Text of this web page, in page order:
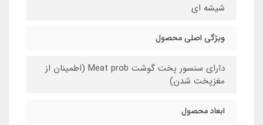
شیشه ای
ویژگی اصلی محصول
دارای سنسور پخت گوشت Meat prob (اطمینان از
مغزپخت شدن)
ابعاد محصول